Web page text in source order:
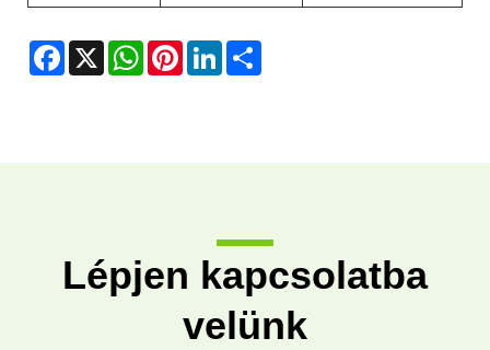
Facebook
X WhatsAppPinterestLinkedIn
Lépjen kapcsolatba
velünk